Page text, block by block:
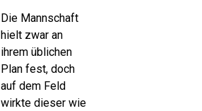
Die Mannschaft
hielt zwar an
ihrem üblichen
Plan fest, doch
auf dem Feld
wirkte dieser wie